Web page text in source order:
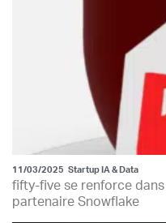
11/03/2025 Startup IA & Data
fifty-five se renforce
partenaire Snowflake